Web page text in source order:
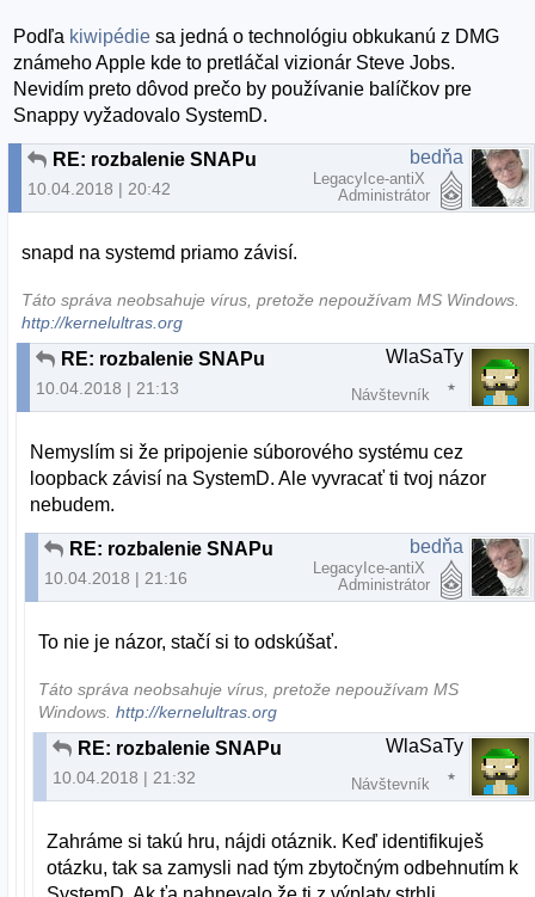
Podľa kiwipédie sa jedná o technológiu obkukanú z DMG
známeho Apple kde to pretláčal vizionár Steve Jobs.
Nevidím preto dôvod prečo by používanie balíčkov pre
Snappy vyžadovalo SystemD.
RE: rozbalenie SNAPu
10.04.2018 | 20:42
bedňa
LegacyIce-antiX
Administrátor
snapd na systemd priamo závisí.
Táto správa neobsahuje vírus, pretože nepoužívam MS Windows.
http://kernelultras.org
RE: rozbalenie SNAPu
10.04.2018 | 21:13
WlaSaTy
Návštevník
Nemyslím si že pripojenie súborového systému cez
loopback závisí na SystemD. Ale vyvracať ti tvoj názor
nebudem.
RE: rozbalenie SNAPu
10.04.2018 | 21:16
bedňa
LegacyIce-antiX
Administrátor
To nie je názor, stačí si to odskúšať.
Táto správa neobsahuje vírus, pretože nepoužívam MS
Windows.http://kernelultras.org
RE: rozbalenie SNAPu
10.04.2018 | 21:32
WlaSaTy
Návštevník
Zahráme si takú hru, nájdi otáznik. Keď identifikuješ
otázku, tak sa zamysli nad tým zbytočným odbehnutím k